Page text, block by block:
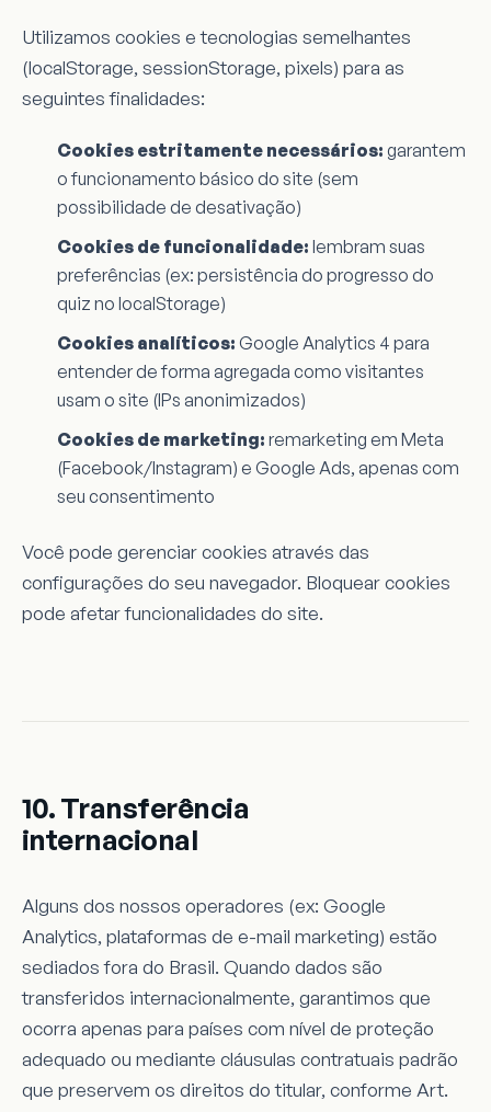
Utilizamos cookies e tecnologias semelhantes
(localStorage, sessionStorage, pixels) para as
seguintes finalidades:
Cookies estritamente necessários: garantem
o funcionamento básico do site (sem
possibilidade de desativação)
Cookies de funcionalidade: lembram suas
preferências (ex: persistência do progresso do
quiz no localStorage)
Cookies analíticos: Google Analytics 4 para
entender de forma agregada como visitantes
usam o site (IPs anonimizados)
Cookies de marketing: remarketing em Meta
(Facebook/Instagram) e Google Ads, apenas com
seu consentimento
Você pode gerenciar cookies através das
configurações do seu navegador. Bloquear cookies
pode afetar funcionalidades do site.
10. Transferência
internacional
Alguns dos nossos operadores (ex: Google
Analytics, plataformas de e-mail marketing) estão
sediados fora do Brasil. Quando dados são
transferidos internacionalmente, garantimos que
ocorra apenas para países com nível de proteção
adequado ou mediante cláusulas contratuais padrão
que preservem os direitos do titular, conforme Art.